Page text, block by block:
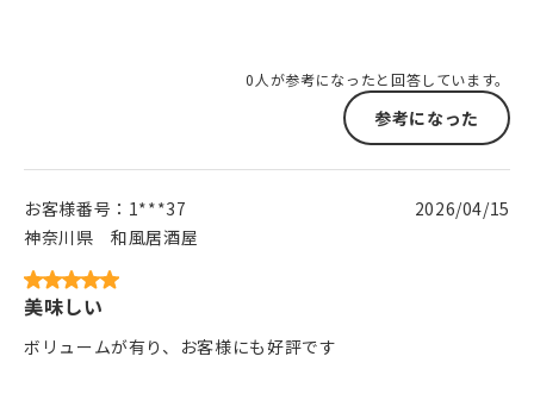
0人が参考になったと回答しています。
参考になった
お客様番号： 1***37
神奈川県
和風居酒屋
2026/04/15
美味しい
ボリュームが有り、お客様にも好評です